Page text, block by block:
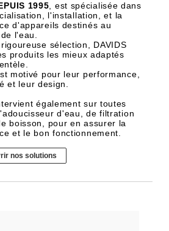
1995 , est spécialisée dans
l'installation, et la
d'appareils destinés au
l'eau.
sélection, DAVIDS
produits les mieux adaptés
motivé pour leur performance,
et leur design.
également sur toutes
d'eau, de filtration
boisson, pour en assurer la
et le bon fonctionnement.
nos solutions